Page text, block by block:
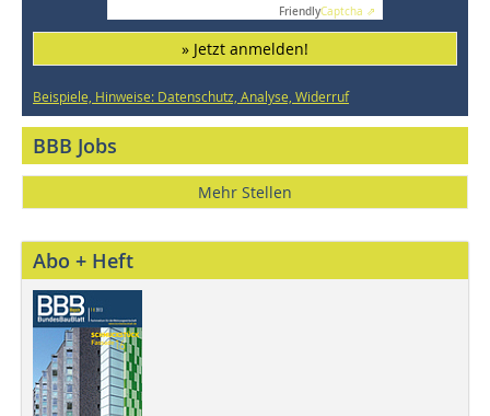
FriendlyCaptcha ⇗
» Jetzt anmelden!
Beispiele, Hinweise: Datenschutz, Analyse, Widerruf
BBB Jobs
Mehr Stellen
Abo + Heft